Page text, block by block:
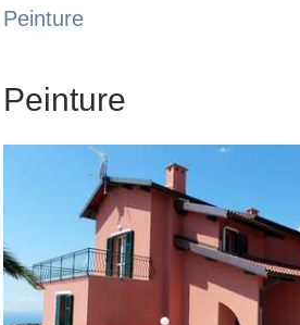
Peinture
Peinture